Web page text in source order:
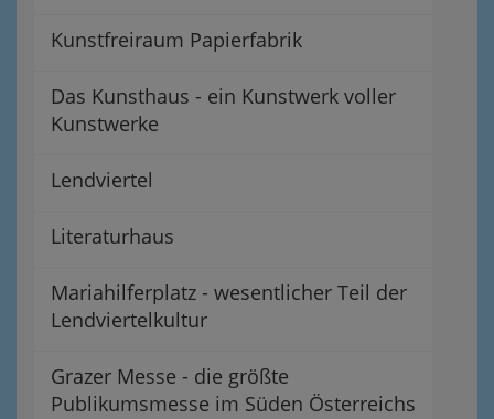
Kunstfreiraum Papierfabrik
Das Kunsthaus - ein Kunstwerk voller
Kunstwerke
Lendviertel
Literaturhaus
Mariahilferplatz - wesentlicher Teil der
Lendviertelkultur
Grazer Messe - die größte
Publikumsmesse im Süden Österreichs